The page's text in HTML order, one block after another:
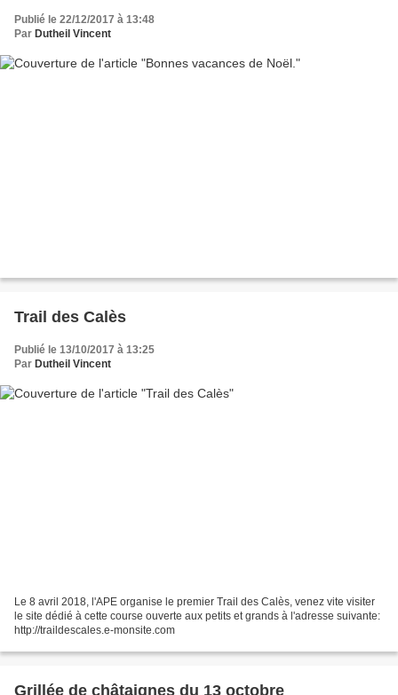
Publié le 22/12/2017 à 13:48
Par Dutheil Vincent
Trail des Calès
Publié le 13/10/2017 à 13:25
Par Dutheil Vincent
Le 8 avril 2018, l'APE organise le premier Trail des Calès, venez vite visiter
le site dédié à cette course ouverte aux petits et grands à l'adresse suivante:
http://traildescales.e-monsite.com
Grillée de châtaignes du 13 octobre